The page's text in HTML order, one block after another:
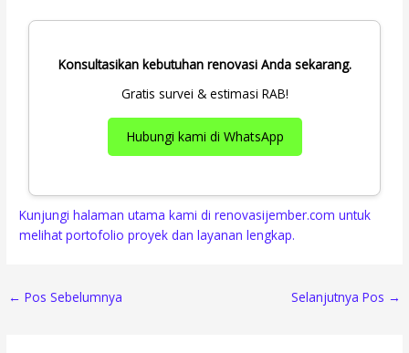
Konsultasikan kebutuhan renovasi Anda sekarang.
Gratis survei & estimasi RAB!
Hubungi kami di WhatsApp
Kunjungi halaman utama kami di renovasijember.com untuk
melihat portofolio proyek dan layanan lengkap.
← Pos Sebelumnya Selanjutnya Pos →